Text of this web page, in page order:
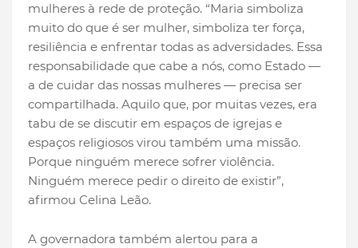
mulheres à rede de proteção. “Maria simboliza
muito do que é ser mulher, simboliza ter força,
resiliência e enfrentar todas as adversidades. Essa
responsabilidade que cabe a nós, como Estado —
a de cuidar das nossas mulheres — precisa ser
compartilhada. Aquilo que, por muitas vezes, era
tabu de se discutir em espaços de igrejas e
espaços religiosos virou também uma missão.
Porque ninguém merece sofrer violência.
Ninguém merece pedir o direito de existir”,
afirmou Celina Leão.
A governadora também alertou para a